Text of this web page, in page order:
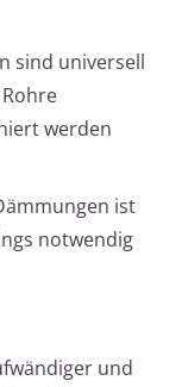
sind universell
werden
ist
notwendig
und